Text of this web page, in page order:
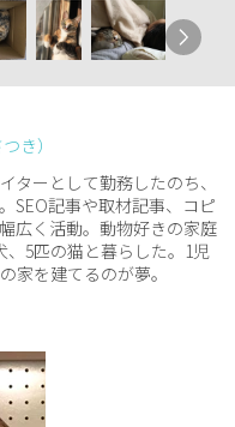
き）
ターとして勤務したのち、
SEO記事や取材記事、コピ
広く活動。動物好きの家庭
、5匹の猫と暮らした。1児
家を建てるのが夢。